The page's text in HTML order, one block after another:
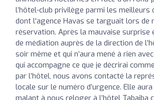
l’hôtel-club privilège parmi les meilleurs
dont l'agence Havas se targuait lors de
réservation. Après la mauvaise surprise
de médiation auprès de la direction de
soir même et qui n’aura mené à rien
qui accompagne ce que je décrirai
par l’hôtel, nous avons contacté la
locale sur le numéro d’urgence. Elle
malant à nous reloger à l’hôtel Tabaiba